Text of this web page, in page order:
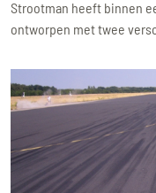
Strootman heeft binnen
ontworpen met twee